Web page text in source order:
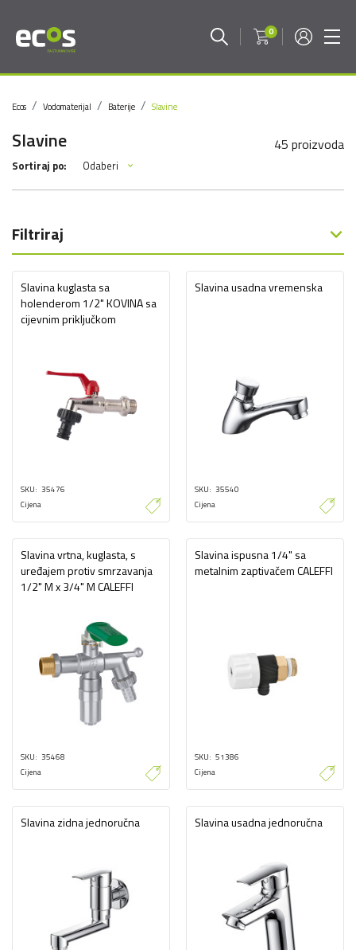
0
Ecos Vodomaterijal Baterije Slavine
Slavine 45 proizvoda
Sortiraj po: Odaberi
Filtriraj
Slavina kuglasta sa
holenderom 1/2" KOVINA sa
cijevnim priključkom
SKU 35476
Cijena
Slavina usadna vremenska
SKU 35540
Cijena
Slavina vrtna, kuglasta, s
uređajem protiv smrzavanja
1/2" M x 3/4" M CALEFFI
SKU 35468
Cijena
Slavina ispusna 1/4" sa
metalnim zaptivačem CALEFFI
SKU 51386
Cijena
Slavina zidna jednoručna Slavina usadna jednoručna